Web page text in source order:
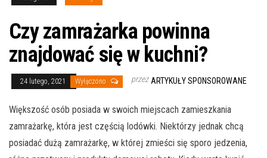
Czy zamrażarka powinna
znajdować się w kuchni?
24 lutego, 2021 Wyłączono przez ARTYKUŁY SPONSOROWANE
Większość osób posiada w swoich miejscach zamieszkania
zamrażarkę, która jest częścią lodówki. Niektórzy jednak chcą
posiadać dużą zamrażarkę, w której zmieści się sporo jedzenia,